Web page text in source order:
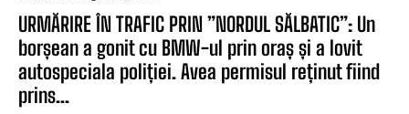
URMĂRIRE ÎN TRAFIC PRIN ”NORDUL SĂLBATIC”: Un
borșean a gonit cu BMW-ul prin oraș și a lovit
autospeciala poliției. Avea permisul reținut fiind
prins...